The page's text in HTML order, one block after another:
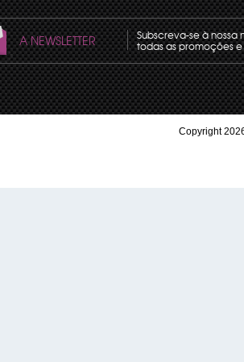
A NEWSLETTER Subscreva-se à
todas as promoções
Copyright